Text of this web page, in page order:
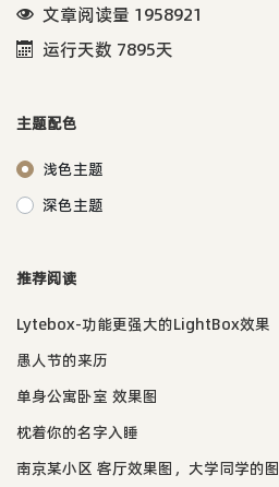
文章阅读量 1958921
运行天数 7895天
主题配色
浅色主题
深色主题
推荐阅读
Lytebox-功能更强大的LightBox效果
愚人节的来历
单身公寓卧室 效果图
枕着你的名字入睡
南京某小区 客厅效果图，大学同学的图